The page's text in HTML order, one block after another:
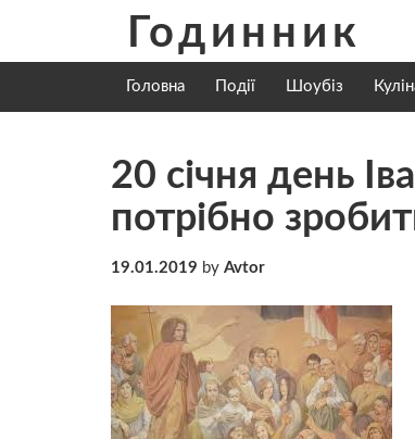
content
Годинник
Головна Події Шоубіз
20 січня день
потрібно
19.01.2019 by Avtor